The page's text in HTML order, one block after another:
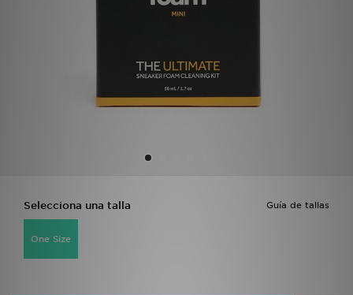
Guía de tallas
Selecciona una talla
One Size